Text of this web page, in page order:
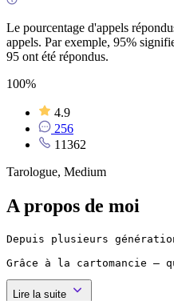
Le pourcentage d'appels
appels. Par exemple, 95%
95 ont été répondus.
100%
4.9
256
11362
Tarologue, Medium
A propos de moi
Depuis plusieurs
Grâce à la cartomancie
Lire la suite